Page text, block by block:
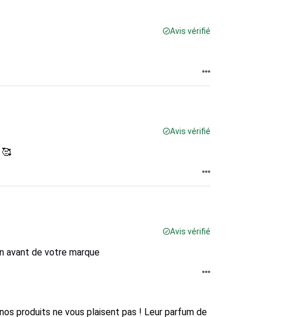
Avis vérifié
Avis vérifié
Avis vérifié
avant de votre marque
produits ne vous plaisent pas ! Leur parfum de